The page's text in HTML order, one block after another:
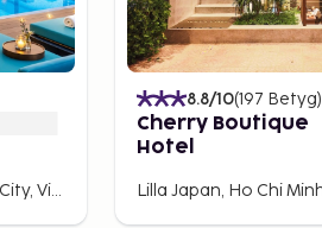
Nguyen Thai Binh, Ho Chi Minh City, Vietnam
8.8/10(197 Betyg)
Cherry Boutique
Hotel